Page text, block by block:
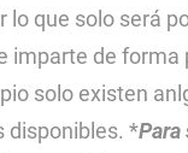
lo que solo será
imparte de forma
solo existen
disponibles. *Para